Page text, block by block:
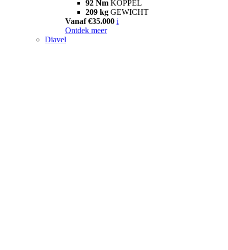
92 Nm KOPPEL
209 kg GEWICHT
Vanaf €35.000 i
Ontdek meer
Diavel